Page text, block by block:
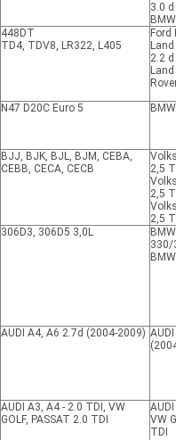
3.0 d
448DT
TD4, TDV8, LR322, L405
Ford
2.2 d
N47 D20C Euro 5
BJJ, BJK, BJL, BJM, CEBA,
CEBB, CECA, CECB
2,5
2,5
2,5
306D3, 306D5 3,0L
BMW
330/
AUDI A4, A6 2.7d (2004-2009)
AUDI A3, A4 - 2.0 TDI, VW
GOLF, PASSAT 2.0 TDI
VW
TDI